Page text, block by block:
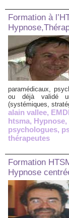
Formation à
paramédicaux,
ou déjà validé
(systémiques,
alain vallee,
htsma, Hypnose,
psychologues,
thérapeutes
Formation
Hypnose